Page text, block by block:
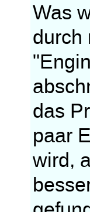
Was
durch
das
paar
wird,